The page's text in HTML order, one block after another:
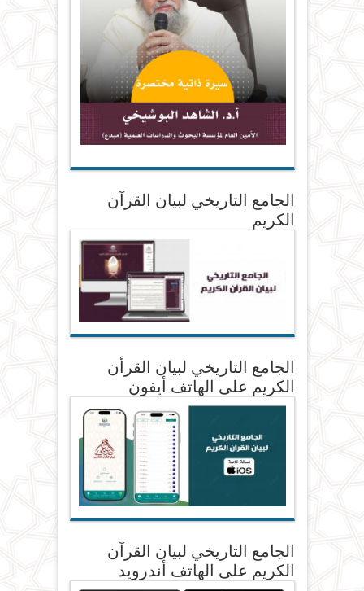
الجامع التاريخي لبيان القرآن
الكريم
الجامع التاريخي لبيان القرأن
الكريم على الهاتف أيفون
الجامع التاريخي لبيان القرآن
الكريم على الهاتف أندرويد